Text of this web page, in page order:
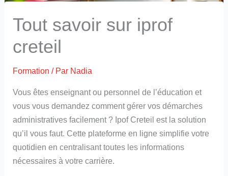
Tout savoir sur iprof
creteil
Formation / Par Nadia
Vous êtes enseignant ou personnel de l’éducation et
vous vous demandez comment gérer vos démarches
administratives facilement ? Ipof Creteil est la solution
qu’il vous faut. Cette plateforme en ligne simplifie votre
quotidien en centralisant toutes les informations
nécessaires à votre carrière.